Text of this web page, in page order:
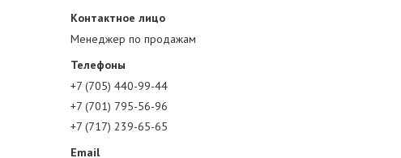
Менеджер по продажам
+7 (705) 440-99-44
+7 (701) 795-56-96
+7 (717) 239-65-65